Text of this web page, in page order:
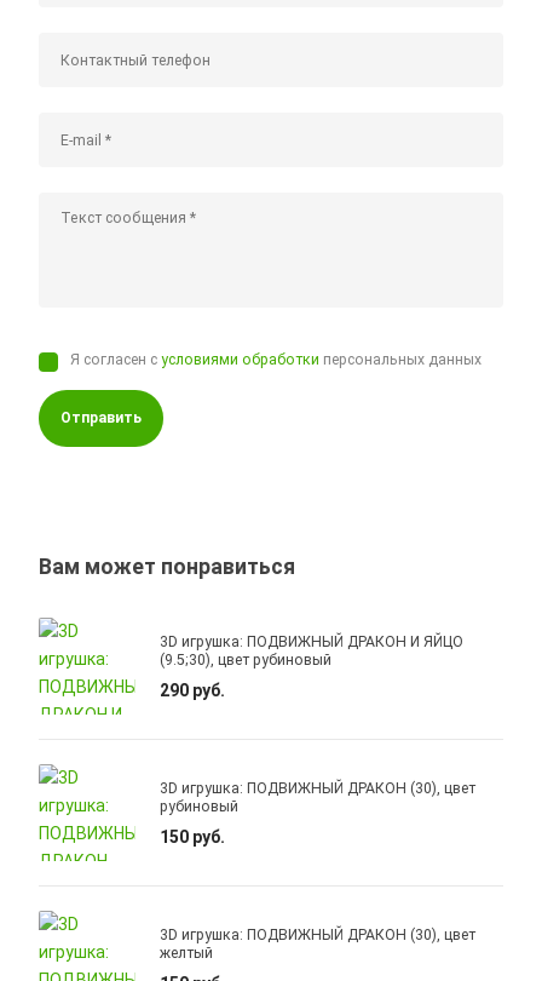
Я согласен сусловиями обработки персональных данных
Отправить
Вам может понравиться
3D игрушка: ПОДВИЖНЫЙ ДРАКОН И ЯЙЦО
(9.5;30), цвет рубиновый
290 руб.
3D игрушка: ПОДВИЖНЫЙ ДРАКОН (30), цвет
рубиновый
150 руб.
3D игрушка: ПОДВИЖНЫЙ ДРАКОН (30), цвет
желтый